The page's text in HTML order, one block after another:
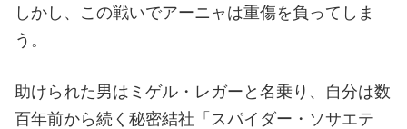
しかし、この戦いでアーニャは重傷を負ってしま
う。
助けられた男はミゲル・レガーと名乗り、自分は数
百年前から続く秘密結社「スパイダー・ソサエテ